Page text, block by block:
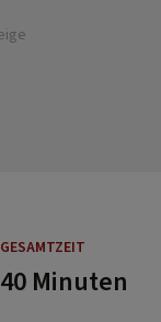
GESAMTZEIT
40 Minuten